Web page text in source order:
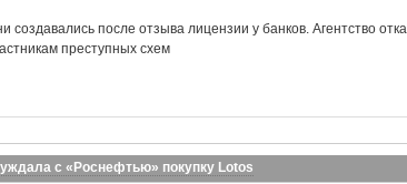
создавались после отзыва лицензии у банков. Агентство
преступных схем
с «Роснефтью» покупку Lotos